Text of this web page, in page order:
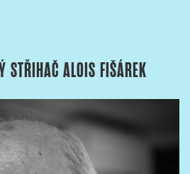
STŘIHAČ ALOIS FIŠÁREK